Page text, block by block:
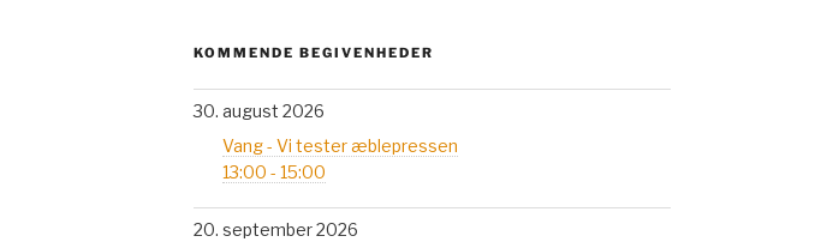
KOMMENDE BEGIVENHEDER
30. august 2026
Vang - Vi tester æblepressen
13:00 - 15:00
20. september 2026